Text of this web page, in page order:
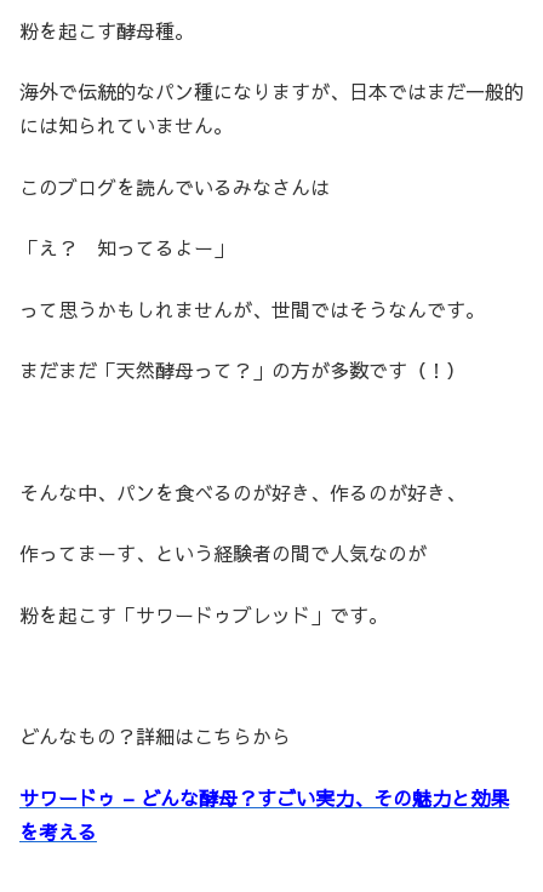
粉を起こす酵母種。
海外で伝統的なパン種になりますが、日本ではまだ一般的
には知られていません。
このブログを読んでいるみなさんは
「え？ 知ってるよー」
って思うかもしれませんが、世間ではそうなんです。
まだまだ「天然酵母って？」の方が多数です（！）
そんな中、パンを食べるのが好き、作るのが好き、
作ってまーす、という経験者の間で人気なのが
粉を起こす「サワードゥブレッド」です。
どんなもの？詳細はこちらから
サワードゥ – どんな酵母？すごい実力、その魅力と効果
を考える